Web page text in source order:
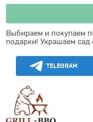
Выбираем и покупаем
подарки! Украшаем сад
TELEGRAM